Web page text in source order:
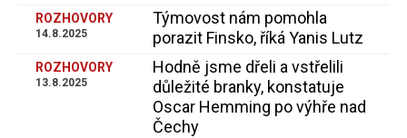
ROZHOVORY
14.8.2025
Týmovost nám pomohla
porazit Finsko, říká Yanis Lutz
ROZHOVORY
13.8.2025
Hodně jsme dřeli a vstřelili
důležité branky, konstatuje
Oscar Hemming po výhře nad
Čechy